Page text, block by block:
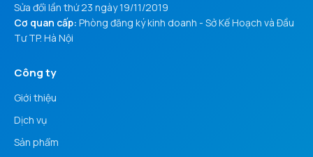
Sửa đổi lần thứ 23 ngày 19/11/2019
Cơ quan cấp: Phòng đăng ký kinh doanh - Sở Kế Hoạch và Đầu
Tư TP. Hà Nội
Công ty
Giới thiệu
Dịch vụ
Sản phẩm